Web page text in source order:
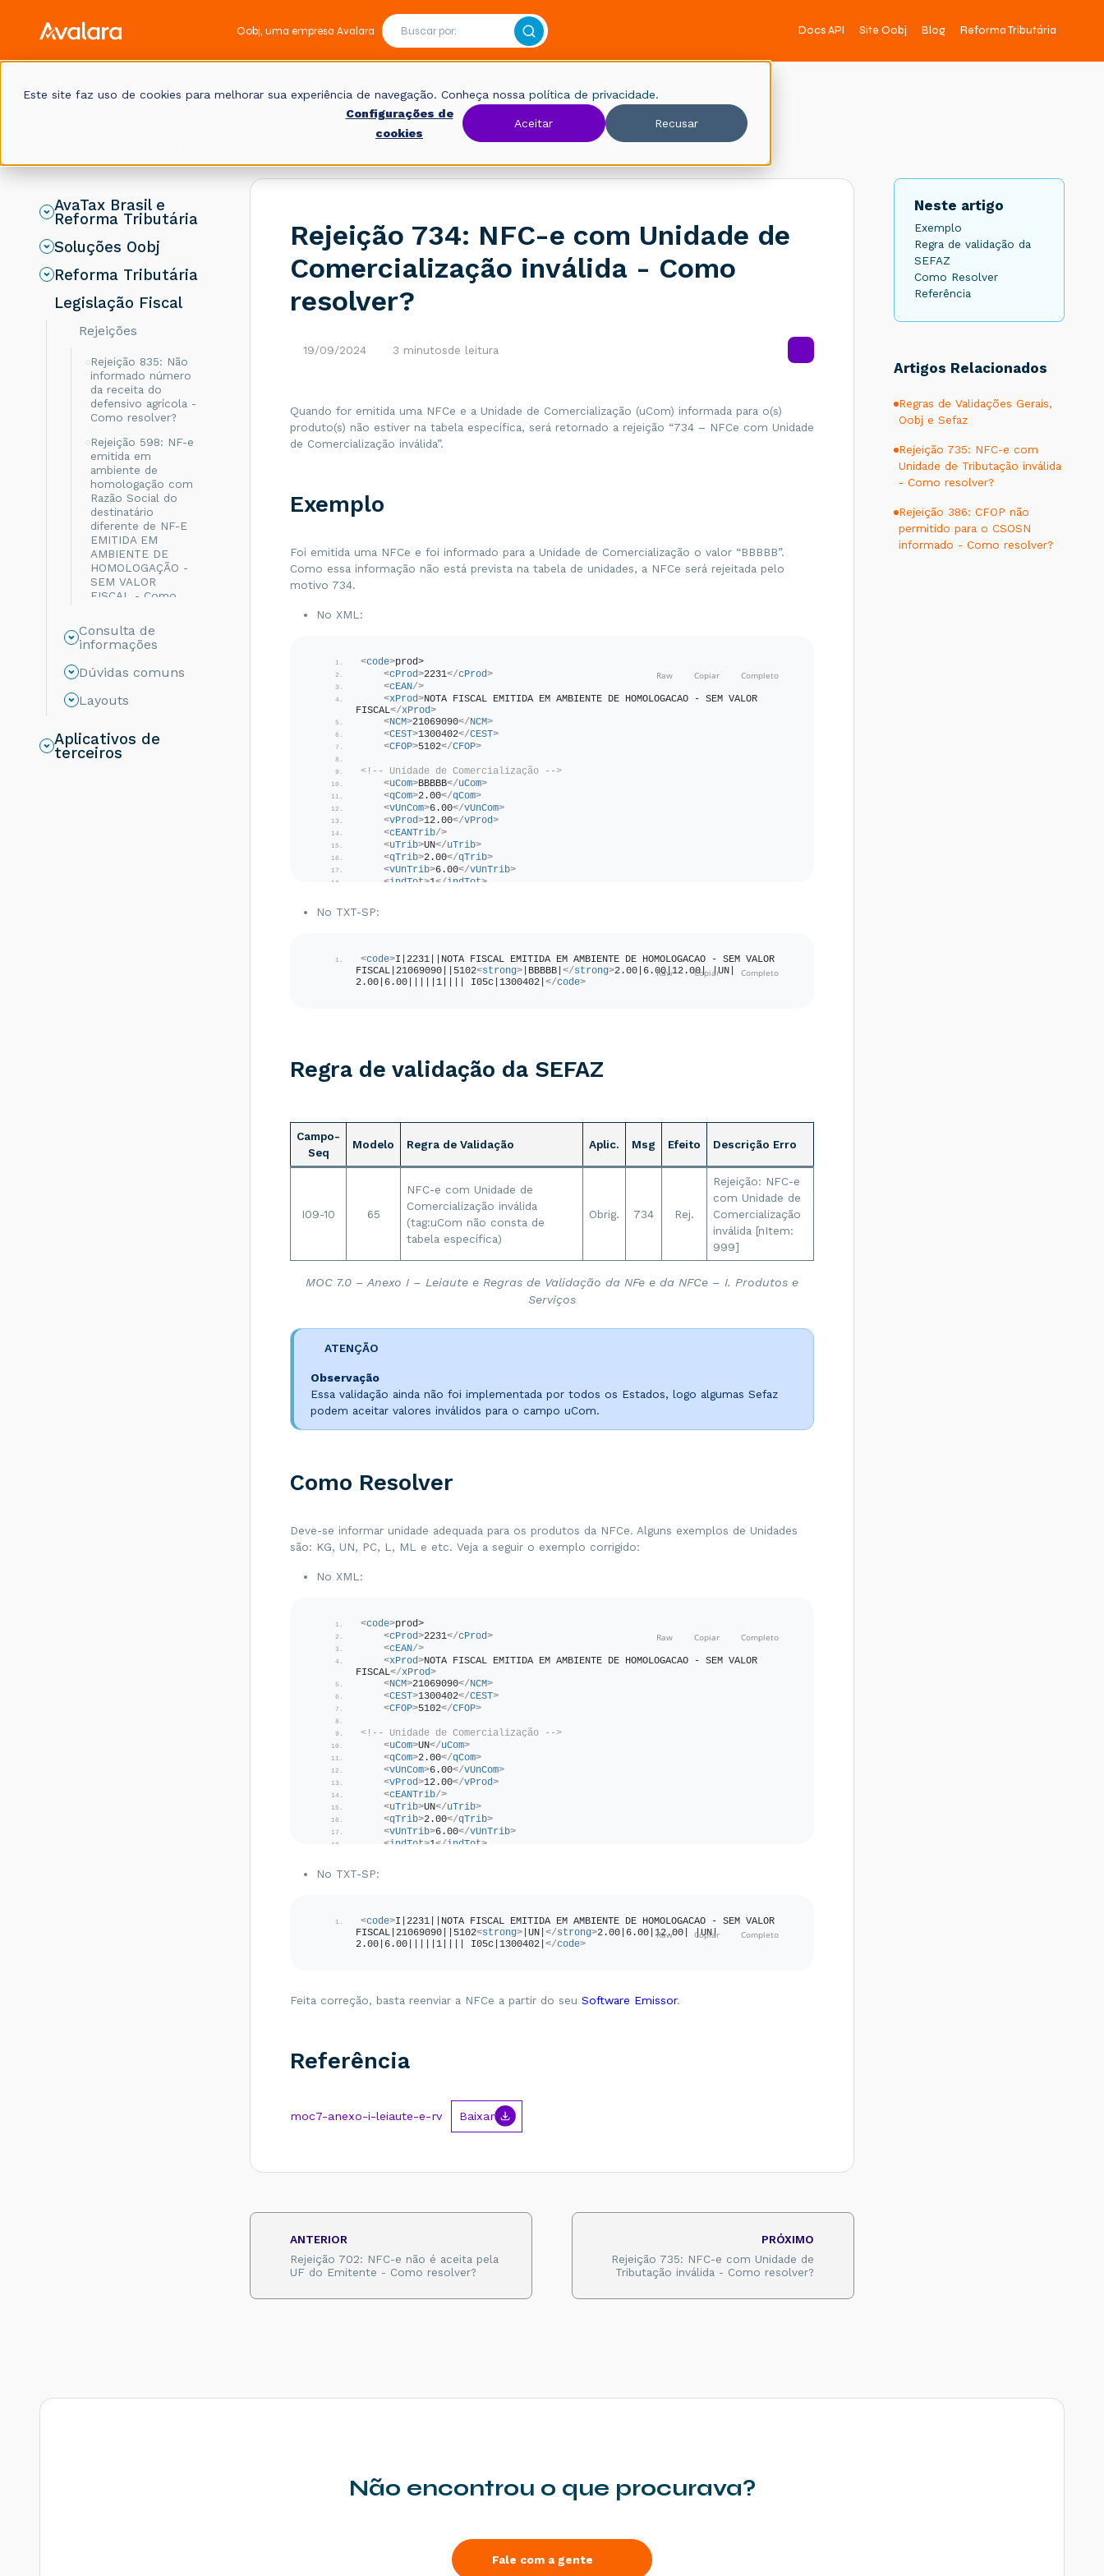
Este site faz uso de cookies para melhorar sua experiência de navegação. Conheça nossa política de privacidade.
Configurações de
cookies
Aceitar Recusar
Oobj, uma empresa Avalara Docs API Site Oobj Blog Reforma Tributária
Legislação Fiscal Rejeições
Rejeição 734: NFC-e com Unidade de
Comercialização inválida - Como
resolver?
19/09/2024 3 minutosde leitura
Quando for emitida uma NFCe e a Unidade de Comercialização (uCom) informada para o(s)
produto(s) não estiver na tabela específica, será retornado a rejeição “734 – NFCe com Unidade
de Comercialização inválida”.
Exemplo
Foi emitida uma NFCe e foi informado para a Unidade de Comercialização o valor “BBBBB”.
Como essa informação não está prevista na tabela de unidades, a NFCe será rejeitada pelo
motivo 734.
No XML:
<code>prod>
<cProd>2231</cProd>
<cEAN/>
<xProd>NOTA FISCAL EMITIDA EM AMBIENTE DE HOMOLOGACAO - SEM VALOR
FISCAL</xProd>
<NCM>21069090</NCM>
<CEST>1300402</CEST>
<CFOP>5102</CFOP>
<!-- Unidade de Comercialização -->
<uCom>BBBBB</uCom>
<qCom>2.00</qCom>
<vUnCom>6.00</vUnCom>
<vProd>12.00</vProd>
<cEANTrib/>
<uTrib>UN</uTrib>
<qTrib>2.00</qTrib>
<vUnTrib>6.00</vUnTrib>
<indTot>1</indTot>
No TXT-SP:
<code>I|2231||NOTA FISCAL EMITIDA EM AMBIENTE DE HOMOLOGACAO - SEM VALOR
FISCAL|21069090||5102<strong> |BBBBB| </strong>2.00|6.00|12.00| |UN|
2.00|6.00|||||1|||| I05c|1300402| </code>
Regra de validação da SEFAZ
Campo-
Seq
Modelo Regra de Validação Aplic. Msg Efeito Descrição Erro
I09-10 65
NFC-e com Unidade de
Comercialização inválida
(tag:uCom não consta de
tabela específica)
Obrig. 734 Rej.
Rejeição: NFC-e
com Unidade de
Comercialização
inválida [nItem:
999]
MOC 7.0 – Anexo I – Leiaute e Regras de Validação da NFe e da NFCe – I. Produtos e
Serviços
ATENÇÃO
Observação
Essa validação ainda não foi implementada por todos os Estados, logo algumas Sefaz
podem aceitar valores inválidos para o campo uCom.
Como Resolver
Deve-se informar unidade adequada para os produtos da NFCe. Alguns exemplos de Unidades
são: KG, UN, PC, L, ML e etc. Veja a seguir o exemplo corrigido:
No XML:
<code>prod>
<cProd>2231</cProd>
<cEAN/>
<xProd>NOTA FISCAL EMITIDA EM AMBIENTE DE HOMOLOGACAO - SEM VALOR
FISCAL </xProd>
<NCM>21069090</NCM>
<CEST>1300402</CEST>
<CFOP>5102</CFOP>
<!-- Unidade de Comercialização -->
<uCom>UN</uCom>
<qCom>2.00</qCom>
<vUnCom>6.00</vUnCom>
<vProd>12.00</vProd>
<cEANTrib/>
<uTrib>UN</uTrib>
<qTrib>2.00</qTrib>
<vUnTrib>6.00</vUnTrib>
<indTot>1</indTot>
No TXT-SP:
<code>I|2231||NOTA FISCAL EMITIDA EM AMBIENTE DE HOMOLOGACAO - SEM VALOR
FISCAL|21069090||5102<strong> |UN| </strong>2.00|6.00|12.00| |UN|
2.00|6.00|||||1|||| I05c|1300402| </code>
Feita correção, basta reenviar a NFCe a partir do seu Software Emissor.
Referência
moc7-anexo-i-leiaute-e-rv Baixar
ANTERIOR
Rejeição 702: NFC-e não é aceita pela
UF do Emitente - Como resolver?
PRÓXIMO
Rejeição 735: NFC-e com Unidade de
Tributação inválida - Como resolver?
AvaTax Brasil e
Reforma Tributária
Soluções Oobj
Reforma Tributária
Legislação Fiscal
Rejeições
Rejeição 835: Não
informado número
da receita do
defensivo agrícola -
Como resolver?
Rejeição 598: NF-e
emitida em
ambiente de
homologação com
Razão Social do
destinatário
diferente de NF-E
EMITIDA EM
AMBIENTE DE
HOMOLOGAÇÃO -
SEM VALOR
FISCAL - Como
Rejeição 999: Erro
não catalogado -
informado o grupo
resolver?
Consulta de
informações
Dúvidas comuns
Layouts
Aplicativos de
terceiros
Neste artigo
Exemplo
Regra de validação da
SEFAZ
Como Resolver
Referência
Artigos Relacionados
Regras de Validações Gerais,
Oobj e Sefaz
Rejeição 735: NFC-e com
Unidade de Tributação inválida
- Como resolver?
Rejeição 386: CFOP não
permitido para o CSOSN
informado - Como resolver?
Não encontrou o que procurava?
Fale com a gente